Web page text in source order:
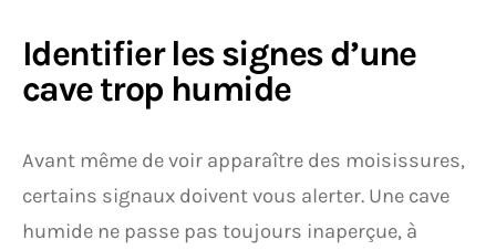
Identifier les signes d’une
cave trop humide
Avant même de voir apparaître des moisissures,
certains signaux doivent vous alerter. Une cave
humide ne passe pas toujours inaperçue, à